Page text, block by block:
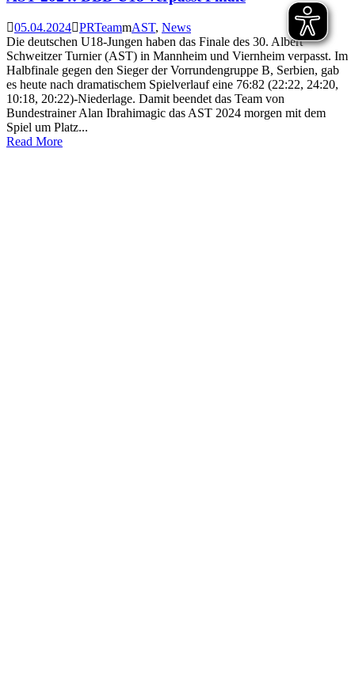
05.04.2024 PRTeam AST, News
Die deutschen U18-Jungen haben das Finale des 30. Albert
Schweitzer Turnier (AST) in Mannheim und Viernheim verpasst. Im
Halbfinale gegen den Sieger der Vorrundengruppe B, Serbien, gab
es heute nach dramatischem Spielverlauf eine 76:82 (22:22, 24:20,
10:18, 20:22)-Niederlage. Damit beendet das Team von
Bundestrainer Alan Ibrahimagic das AST 2024 morgen mit dem
Spiel um Platz...
Read More